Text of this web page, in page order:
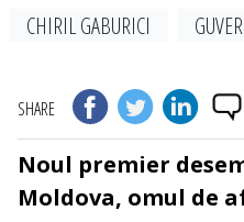
CHIRIL GABURICI
SHARE
Noul premier
Moldova, omul de